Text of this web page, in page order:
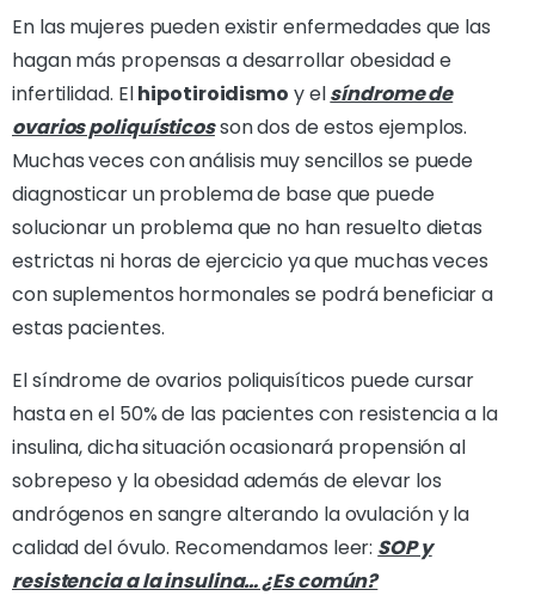
En las mujeres pueden existir enfermedades que las
hagan más propensas a desarrollar obesidad e
infertilidad. Elhipotiroidismo y elsíndrome de
ovarios poliquísticosson dos de estos ejemplos.
Muchas veces con análisis muy sencillos se puede
diagnosticar un problema de base que puede
solucionar un problema que no han resuelto dietas
estrictas ni horas de ejercicio ya que muchas veces
con suplementos hormonales se podrá beneficiar a
estas pacientes.
El síndrome de ovarios poliquisíticos puede cursar
hasta en el 50% de las pacientes con resistencia a la
insulina, dicha situación ocasionará propensión al
sobrepeso y la obesidad además de elevar los
andrógenos en sangre alterando la ovulación y la
calidad del óvulo. Recomendamos leer: SOP y
resistencia a la insulina… ¿Es común?